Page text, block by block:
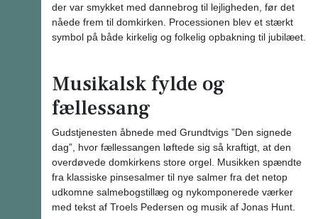
der var smykket med dannebrog til lejligheden, før det
nåede frem til domkirken. Processionen blev et stærkt
symbol på både kirkelig og folkelig opbakning til jubilæet.
Musikalsk fylde og
fællessang
Gudstjenesten åbnede med Grundtvigs ”Den signede
dag”, hvor fællessangen løftede sig så kraftigt, at den
overdøvede domkirkens store orgel. Musikken spændte
fra klassiske pinsesalmer til nye salmer fra det netop
udkomne salmebogstillæg og nykomponerede værker
med tekst af Troels Pedersen og musik af Jonas Hunt.